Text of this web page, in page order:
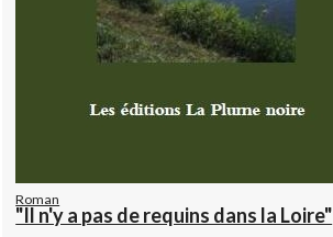
Roman
"Il n'y a pas de requins dans la Loire"